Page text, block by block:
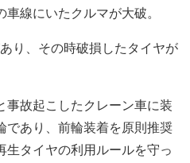
線にいたクルマが大破。
り、その時破損したタイヤが
事故起こしたクレーン車に装
であり、前輪装着を原則推奨
生タイヤの利用ルールを守っ